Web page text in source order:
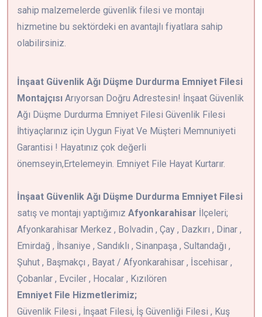
sahip malzemelerde güvenlik filesi ve montajı
hizmetine bu sektördeki en avantajlı fiyatlara sahip
olabilirsiniz.
İnşaat Güvenlik Ağı Düşme Durdurma Emniyet Filesi
Montajçısı Arıyorsan Doğru Adrestesin! İnşaat Güvenlik
Ağı Düşme Durdurma Emniyet Filesi Güvenlik Filesi
İhtiyaçlarınız için Uygun Fiyat Ve Müşteri Memnuniyeti
Garantisi ! Hayatınız çok değerli
önemseyin,Ertelemeyin. Emniyet File Hayat Kurtarır.
İnşaat Güvenlik Ağı Düşme Durdurma Emniyet Filesi
satış ve montajı yaptığımız Afyonkarahisar İlçeleri;
Afyonkarahisar Merkez , Bolvadin , Çay , Dazkırı , Dinar ,
Emirdağ , İhsaniye , Sandıklı , Sinanpaşa , Sultandağı ,
Şuhut , Başmakçı , Bayat / Afyonkarahisar , İscehisar ,
Çobanlar , Evciler , Hocalar , Kızılören
Emniyet File Hizmetlerimiz;
Güvenlik Filesi , İnşaat Filesi, İş Güvenliği Filesi , Kuş